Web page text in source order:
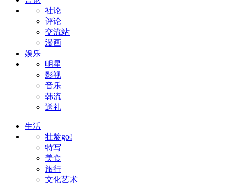
社论
评论
交流站
漫画
娱乐
明星
影视
音乐
韩流
送礼
生活
壮龄go!
特写
美食
旅行
文化艺术